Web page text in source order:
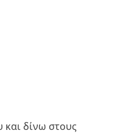
δίνω στους